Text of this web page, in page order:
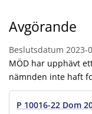
Avgörande
Beslutsdatum 2023-
MÖD har upphävt
nämnden inte haft
P 10016-22 Dom